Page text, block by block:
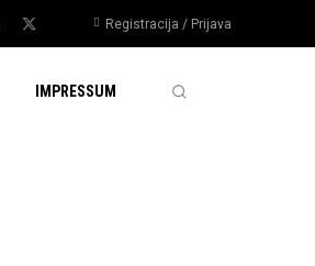
Registracija / Prijava
IMPRESSUM